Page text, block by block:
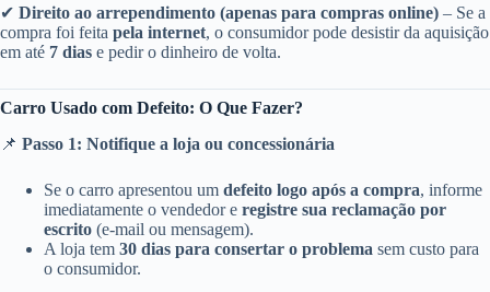
✔ Direito ao arrependimento (apenas para compras online) – Se a
compra foi feita pela internet, o consumidor pode desistir da aquisição
em até 7 dias e pedir o dinheiro de volta.
Carro Usado com Defeito: O Que Fazer?
📌 Passo 1: Notifique a loja ou concessionária
Se o carro apresentou um defeito logo após a compra, informe
imediatamente o vendedor e registre sua reclamação por
escrito (e-mail ou mensagem).
A loja tem 30 dias para consertar o problema sem custo para
o consumidor.